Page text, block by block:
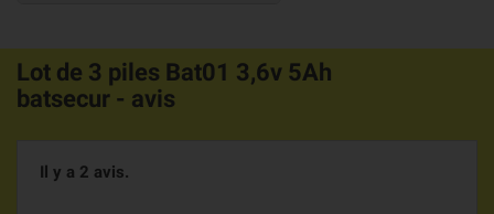
Lot de 3 piles Bat01 3,6v 5Ah
batsecur - avis
Il y a 2 avis.